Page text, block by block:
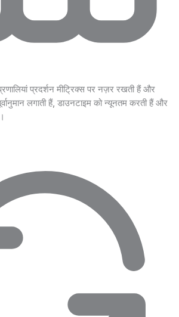
प्रणालियां प्रदर्शन मीट्रिक्स पर नज़र रखती हैं और
लगाती हैं, डाउनटाइम को न्यूनतम करती हैं और